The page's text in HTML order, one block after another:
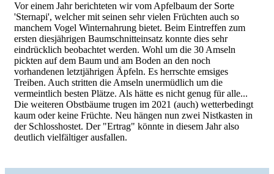
Vor einem Jahr berichteten wir vom Apfelbaum der Sorte
'Sternapi', welcher mit seinen sehr vielen Früchten auch so
manchem Vogel Winternahrung bietet. Beim Eintreffen zum
ersten diesjährigen Baumschnitteinsatz konnte dies sehr
eindrücklich beobachtet werden. Wohl um die 30 Amseln
pickten auf dem Baum und am Boden an den noch
vorhandenen letztjährigen Äpfeln. Es herrschte emsiges
Treiben. Auch stritten die Amseln unermüdlich um die
vermeintlich besten Plätze. Als hätte es nicht genug für alle...
Die weiteren Obstbäume trugen im 2021 (auch) wetterbedingt
kaum oder keine Früchte. Neu hängen nun zwei Nistkasten in
der Schlosshostet. Der "Ertrag" könnte in diesem Jahr also
deutlich vielfältiger ausfallen.